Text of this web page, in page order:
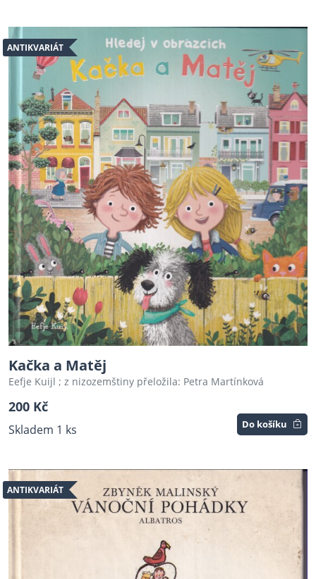
ANTIKVARIÁT
Kačka a Matěj
Eefje Kuijl ; z nizozemštiny přeložila: Petra Martínková
200 Kč
Skladem 1 ks Do košíku
ANTIKVARIÁT